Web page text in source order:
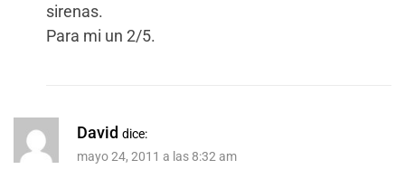
sirenas.
Para mi un 2/5.
David dice:
mayo 24, 2011 a las 8:32 am